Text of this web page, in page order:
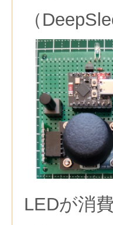
（
LEDが消